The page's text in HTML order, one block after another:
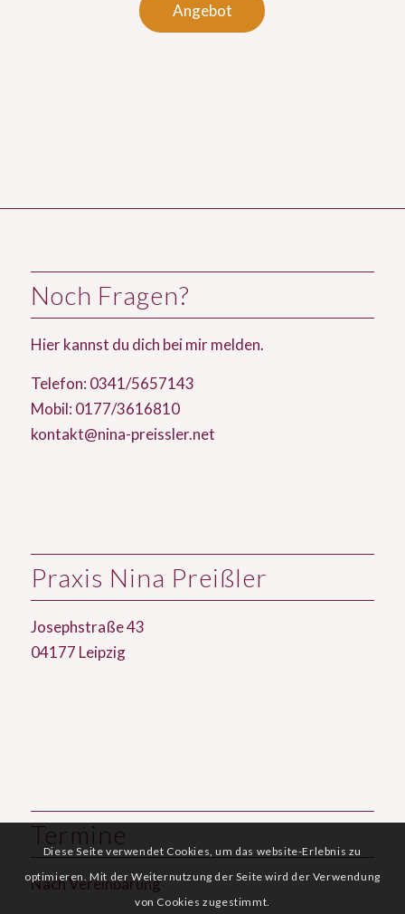
Angebot
Noch Fragen?
Hierkannst du dich bei mir melden.
Telefon: 0341/5657143
Mobil: 0177/3616810
kontakt@nina-preissler.net
Praxis Nina Preißler
Josephstraße 43
04177 Leipzig
Termine
Nach Vereinbarung
Diese Seite verwendet Cookies, um das website-Erlebnis zu
optimieren. Mit der Weiternutzung der Seite wird der Verwendung
von Cookies zugestimmt.